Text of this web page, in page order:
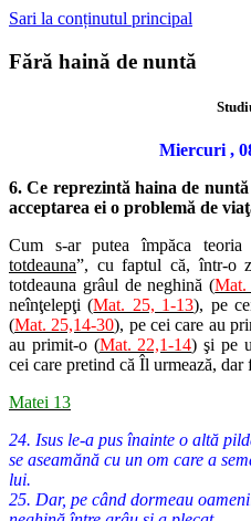
Sari la conținutul principal
Fără haină de nuntă
Miercuri ,
6. Ce reprezintă haina de
acceptarea ei o problemă de
Cum s-ar putea împăca teoria
totdeauna”, cu faptul că, într-o
totdeauna grâul de neghină (Mat.
neînţelepţi (Mat. 25, 1-13), pe
(Mat. 25,14-30), pe cei care au
au primit-o (Mat. 22,1-14) şi pe
cei care pretind că Îl urmează,
Matei 13
24. Isus le-a pus înainte o altă
se aseamănă cu un om care a
lui.
25. Dar, pe când dormeau